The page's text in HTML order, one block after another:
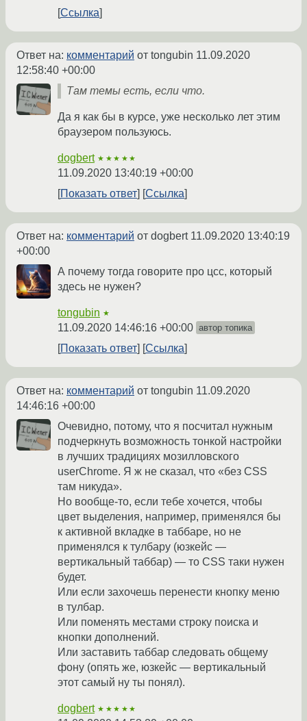
Ссылка
Ответ на: комментарий от tongubin 11.09.2020
12:58:40 +00:00
Там темы есть, если что.
Да я как бы в курсе, уже несколько лет этим
браузером пользуюсь.
dogbert ★★★★★
11.09.2020 13:40:19 +00:00
Показать ответ
Ссылка
Ответ на: комментарий от dogbert 11.09.2020 13:40:19
+00:00
А почему тогда говорите про цсс, который
здесь не нужен?
tongubin ★
11.09.2020 14:46:16 +00:00 автор топика
Показать ответ Ссылка
Ответ на: комментарий от tongubin 11.09.2020
14:46:16 +00:00
Очевидно, потому, что я посчитал нужным
подчеркнуть возможность тонкой настройки
в лучших традициях мозилловского
userChrome. Я ж не сказал, что «без CSS
там никуда».
Но вообще-то, если тебе хочется, чтобы
цвет выделения, например, применялся бы
к активной вкладке в таббаре, но не
применялся к тулбару (юзкейс —
вертикальный таббар) — то CSS таки нужен
будет.
Или если захочешь перенести кнопку меню
в тулбар.
Или поменять местами строку поиска и
кнопки дополнений.
Или заставить таббар следовать общему
фону (опять же, юзкейс — вертикальный
этот самый ну ты понял).
dogbert ★★★★★